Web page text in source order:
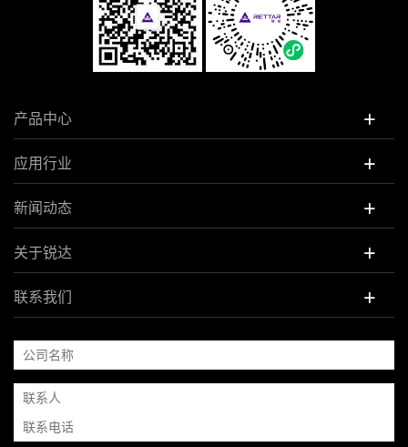
产品中心 +
应用行业 +
新闻动态 +
关于锐达 +
联系我们 +